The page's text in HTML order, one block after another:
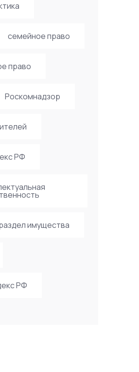
семейное право
право
Роскомнадзор
РФ
имущества
РФ